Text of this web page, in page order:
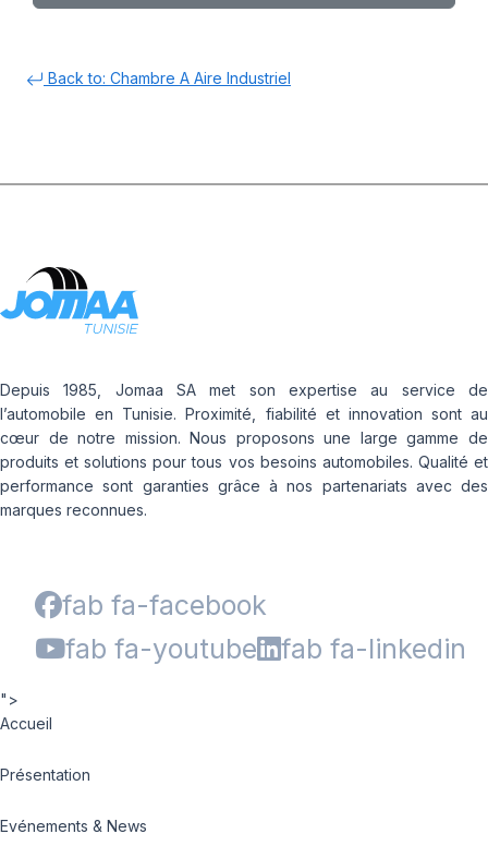
Back to: Chambre A Aire Industriel
Depuis 1985, Jomaa SA met son expertise au service de
l’automobile en Tunisie. Proximité, fiabilité et innovation sont au
cœur de notre mission. Nous proposons une large gamme de
produits et solutions pour tous vos besoins automobiles. Qualité et
performance sont garanties grâce à nos partenariats avec des
marques reconnues.
fab fa-facebook
fab fa-youtube
fab fa-linkedin
">
Accueil
Présentation
Evénements & News